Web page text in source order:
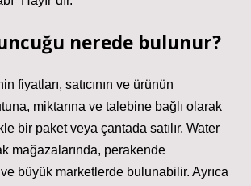
nerede bulunur?
fiyatları, satıcının ve ürünün
miktarına ve talebine bağlı olarak
bir paket veya çantada satılır. Water
mağazalarında, perakende
büyük marketlerde bulunabilir. Ayrıca